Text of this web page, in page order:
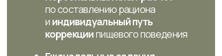
ИНН 860229065914
89214479708
info@pro-pitanie-mk.ru